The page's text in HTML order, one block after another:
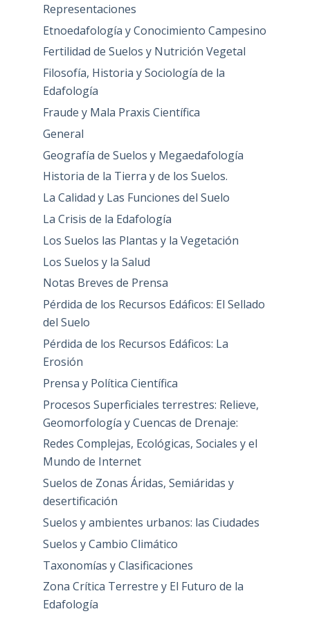
Representaciones
Etnoedafología y Conocimiento Campesino
Fertilidad de Suelos y Nutrición Vegetal
Filosofía, Historia y Sociología de la
Edafología
Fraude y Mala Praxis Científica
General
Geografía de Suelos y Megaedafología
Historia de la Tierra y de los Suelos.
La Calidad y Las Funciones del Suelo
La Crisis de la Edafología
Los Suelos las Plantas y la Vegetación
Los Suelos y la Salud
Notas Breves de Prensa
Pérdida de los Recursos Edáficos: El Sellado
del Suelo
Pérdida de los Recursos Edáficos: La
Erosión
Prensa y Política Científica
Procesos Superficiales terrestres: Relieve,
Geomorfología y Cuencas de Drenaje:
Redes Complejas, Ecológicas, Sociales y el
Mundo de Internet
Suelos de Zonas Áridas, Semiáridas y
desertificación
Suelos y ambientes urbanos: las Ciudades
Suelos y Cambio Climático
Taxonomías y Clasificaciones
Zona Crítica Terrestre y El Futuro de la
Edafología